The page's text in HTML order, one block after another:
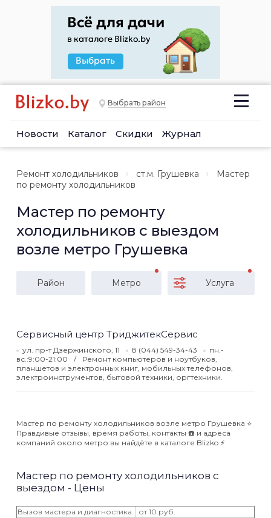
Выбрать район
Новости Каталог Скидки Журнал
Ремонт холодильников ст.м. Грушевка
Мастер
по ремонту холодильников
Мастер по ремонту
холодильников с выездом
возле метро Грушевка
Район Метро Услуга
Сервисный центр ТриджитекСервис
ул. пр-т Дзержинского, 11 8 (044) 549-34-43
пн.-
вс.:9:00-21:00
Ремонт компьютеров и ноутбуков,
планшетов и электронных книг, мобильных телефонов,
электроинструментов, бытовой техники, оргтехники.
Мастер по ремонту холодильников возле метро Грушевка ⭐️
Правдивые отзывы, время работы, контакты ☎️ и адреса
компаний около метро вы найдёте в каталоге Blizko ⚡️
Мастер по ремонту холодильников с
выездом - Цены
Вызов мастера и диагностика
от 10 руб.